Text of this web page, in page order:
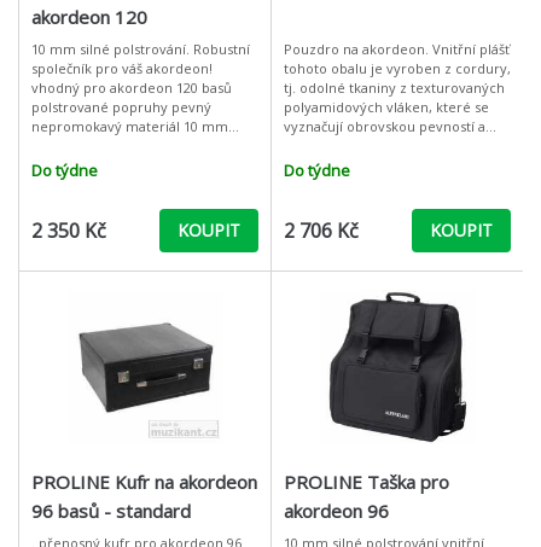
akordeon 120
10 mm silné polstrování. Robustní
společník pro váš akordeon!
vhodný pro akordeon 120 basů
polstrované popruhy pevný
nepromokavý materiál 10 mm
přední straně vnitřní rozměry: (Š x
Do týdne
2 350 Kč KOUPIT
Pouzdro na akordeon. Vnitřní plášť
tohoto obalu je vyroben z cordury,
tj. odolné tkaniny z texturovaných
polyamidových vláken, které se
vyznačují obrovskou pevností a
mechanickým rizikům pošk
Do týdne
2 706 Kč KOUPIT
PROLINE Kufr na akordeon
96 basů - standard
. přenosný kufr pro akordeon 96
PROLINE Taška pro
akordeon 96
10 mm silné polstrování vnitřní